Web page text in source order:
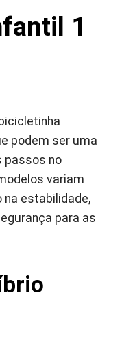
1
podem ser uma
passos no
variam
na estabilidade,
para as